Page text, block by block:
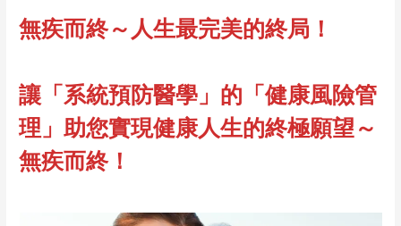
無疾而終～人生最完美的終局！
讓「系統預防醫學」的「健康風險管
理」助您實現健康人生的終極願望～
無疾而終！